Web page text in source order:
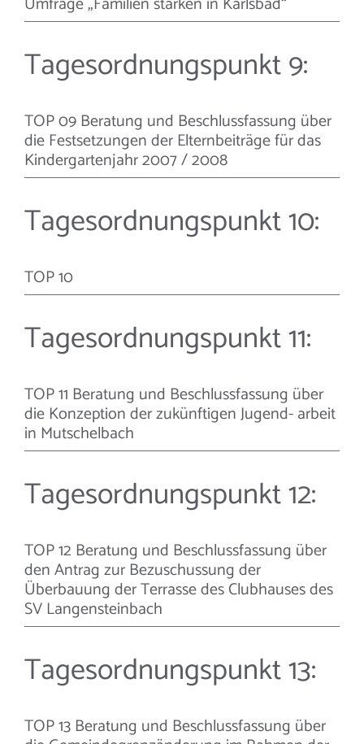
Tagesordnungspunkt 9:
TOP 09 Beratung und Beschlussfassung über
die Festsetzungen der Elternbeiträge für das
Kindergartenjahr 2007 / 2008
Tagesordnungspunkt 10:
TOP 10
Tagesordnungspunkt 11:
TOP 11 Beratung und Beschlussfassung über
die Konzeption der zukünftigen Jugend- arbeit
in Mutschelbach
Tagesordnungspunkt 12:
TOP 12 Beratung und Beschlussfassung über
den Antrag zur Bezuschussung der
Überbauung der Terrasse des Clubhauses des
SV Langensteinbach
Tagesordnungspunkt 13:
TOP 13 Beratung und Beschlussfassung über